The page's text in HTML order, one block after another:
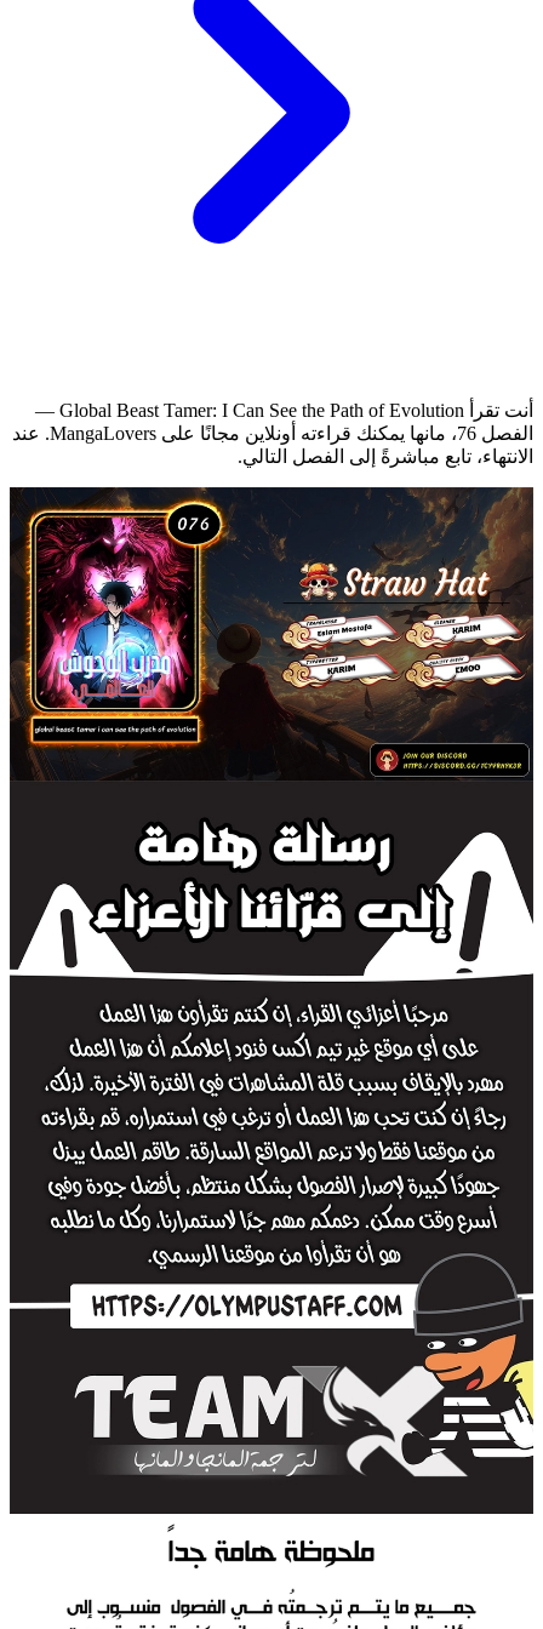
أنت تقرأ Global Beast Tamer: I Can See the Path of Evolution —
الفصل 76، مانها يمكنك قراءته أونلاين مجانًا على MangaLovers.
عند
الانتهاء، تابع مباشرةً إلى الفصل التالي.